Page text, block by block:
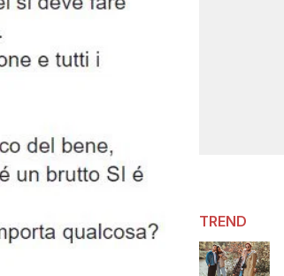
TREND